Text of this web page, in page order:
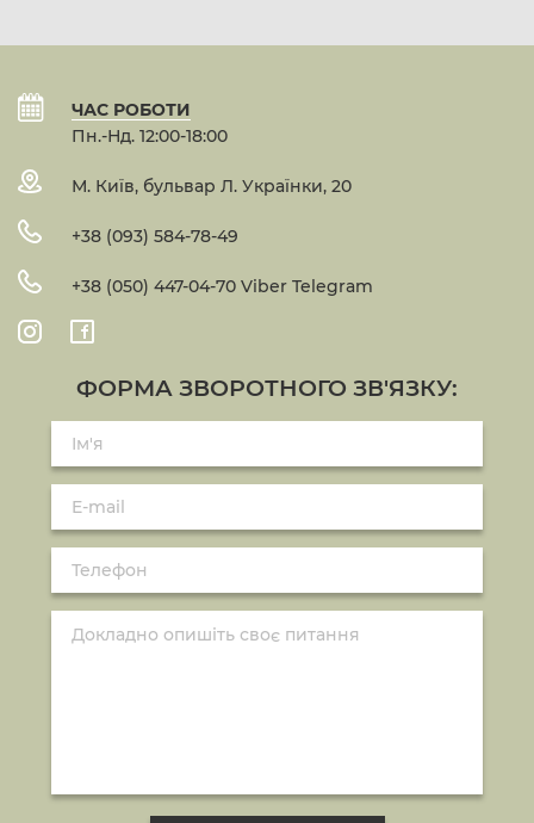
ЧАС РОБОТИ
Пн.-Нд. 12:00-18:00
М. Київ, бульвар Л. Українки, 20
+38 (093) 584-78-49
+38 (050) 447-04-70 Viber Telegram
ФОРМА ЗВОРОТНОГО ЗВ'ЯЗКУ: